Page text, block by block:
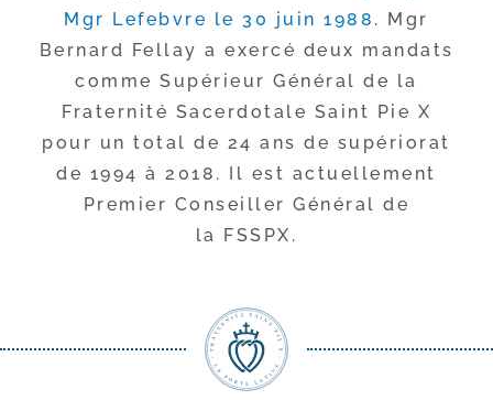
Mgr Lefebvre le 30 juin 1988 . Mgr
Bernard Fellay a exer­cé deux man­dats
comme Supérieur Général de la
Fraternité Sacerdotale Saint Pie X
pour un total de 24 ans de supé­rio­rat
de 1994 à 2018. Il est actuel­le­ment
Premier Conseiller Général de
la FSSPX.